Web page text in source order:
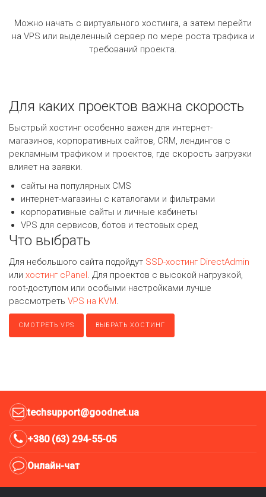
Можно начать с виртуального хостинга, а затем перейти
на VPS или выделенный сервер по мере роста трафика и
требований проекта.
Для каких проектов важна скорость
Быстрый хостинг особенно важен для интернет-
магазинов, корпоративных сайтов, CRM, лендингов с
рекламным трафиком и проектов, где скорость загрузки
влияет на заявки.
сайты на популярных CMS
интернет-магазины с каталогами и фильтрами
корпоративные сайты и личные кабинеты
VPS для сервисов, ботов и тестовых сред
Что выбрать
Для небольшого сайта подойдут SSD-хостинг DirectAdmin
или хостинг cPanel. Для проектов с высокой нагрузкой,
root-доступом или особыми настройками лучше
рассмотреть VPS на KVM.
СМОТРЕТЬ VPS ВЫБРАТЬ ХОСТИНГ
techsupport@goodnet.ua
+380 (63) 294-55-05
Онлайн-чат